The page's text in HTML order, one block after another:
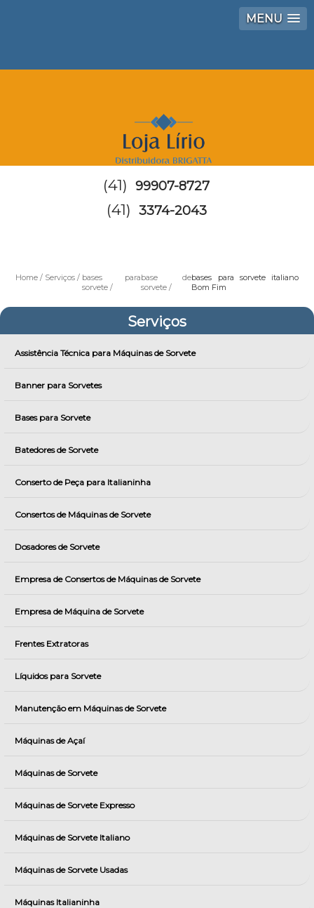
MENU
(41) 99907-8727
(41) 3374-2043
Home Serviços
bases para
sorvete
base de
sorvete
bases para sorvete italiano
Bom Fim
Serviços
Assistência Técnica para Máquinas de Sorvete
Banner para Sorvetes
Bases para Sorvete
Batedores de Sorvete
Conserto de Peça para Italianinha
Consertos de Máquinas de Sorvete
Dosadores de Sorvete
Empresa de Consertos de Máquinas de Sorvete
Empresa de Máquina de Sorvete
Frentes Extratoras
Líquidos para Sorvete
Manutenção em Máquinas de Sorvete
Máquinas de Açaí
Máquinas de Sorvete
Máquinas de Sorvete Expresso
Máquinas de Sorvete Italiano
Máquinas de Sorvete Usadas
Máquinas Italianinha